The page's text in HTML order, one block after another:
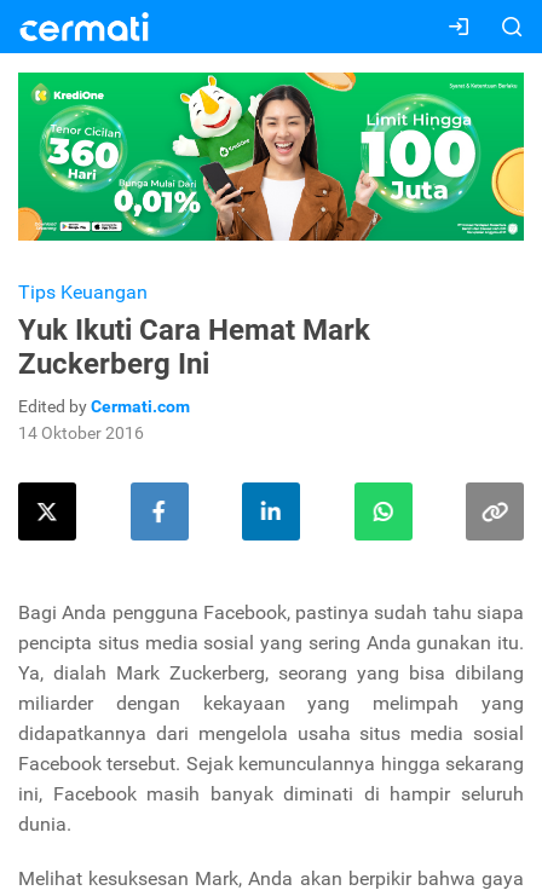
Tips Keuangan
Yuk Ikuti Cara Hemat Mark
Zuckerberg Ini
Edited byCermati.com
14 Oktober 2016
Bagi Anda pengguna Facebook, pastinya sudah tahu siapa
pencipta situs media sosial yang sering Anda gunakan itu.
Ya, dialah Mark Zuckerberg, seorang yang bisa dibilang
miliarder dengan kekayaan yang melimpah yang
didapatkannya dari mengelola usaha situs media sosial
Facebook tersebut. Sejak kemunculannya hingga sekarang
ini, Facebook masih banyak diminati di hampir seluruh
dunia.
Melihat kesuksesan Mark, Anda akan berpikir bahwa gaya